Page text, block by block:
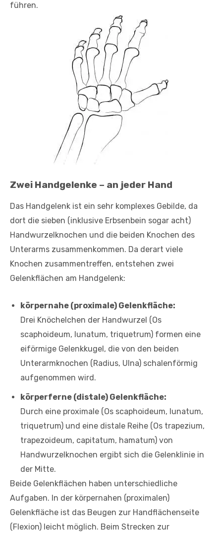
führen.
Zwei Handgelenke – an jeder Hand
Das Handgelenk ist ein sehr komplexes Gebilde, da
dort die sieben (inklusive Erbsenbein sogar acht)
Handwurzelknochen und die beiden Knochen des
Unterarms zusammenkommen. Da derart viele
Knochen zusammentreffen, entstehen zwei
Gelenkflächen am Handgelenk:
körpernahe (proximale) Gelenkfläche:
Drei Knöchelchen der Handwurzel (Os
scaphoideum, lunatum, triquetrum) formen eine
eiförmige Gelenkkugel, die von den beiden
Unterarmknochen (Radius, Ulna) schalenförmig
aufgenommen wird.
körperferne (distale) Gelenkfläche:
Durch eine proximale (Os scaphoideum, lunatum,
triquetrum) und eine distale Reihe (Os trapezium,
trapezoideum, capitatum, hamatum) von
Handwurzelknochen ergibt sich die Gelenklinie in
der Mitte.
Beide Gelenkflächen haben unterschiedliche
Aufgaben. In der körpernahen (proximalen)
Gelenkfläche ist das Beugen zur Handflächenseite
(Flexion) leicht möglich. Beim Strecken zur